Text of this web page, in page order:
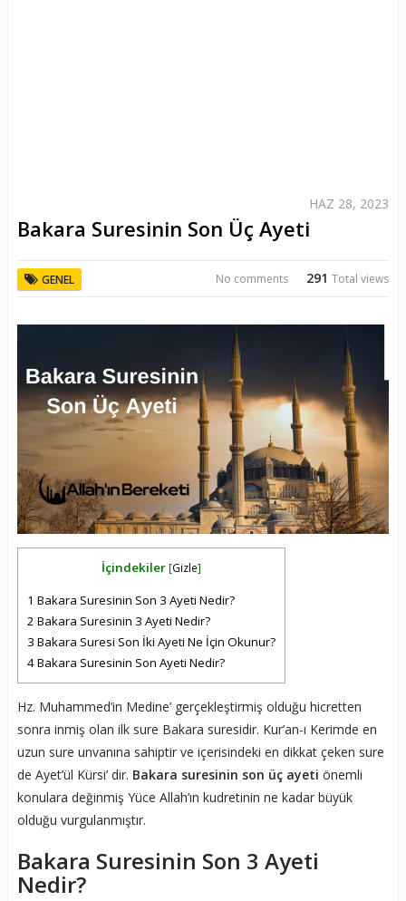
HAZ 28, 2023
Bakara Suresinin Son Üç Ayeti
GENEL 291Total views
No comments
İçindekiler [Gizle]
1 Bakara Suresinin Son 3 Ayeti Nedir?
2 Bakara Suresinin 3 Ayeti Nedir?
3 Bakara Suresi Son İki Ayeti Ne İçin Okunur?
4Bakara Suresinin Son Ayeti Nedir?
Hz. Muhammed’in Medine’ gerçekleştirmiş olduğu hicretten
sonra inmiş olan ilk sure Bakara suresidir. Kur’an-ı Kerimde en
uzun sure unvanına sahiptir ve içerisindeki en dikkat çeken sure
de Ayet’ül Kürsi’ dir. Bakara suresinin son üç ayeti önemli
konulara değinmiş Yüce Allah’ın kudretinin ne kadar büyük
olduğu vurgulanmıştır.
Bakara Suresinin Son 3 Ayeti
Nedir?